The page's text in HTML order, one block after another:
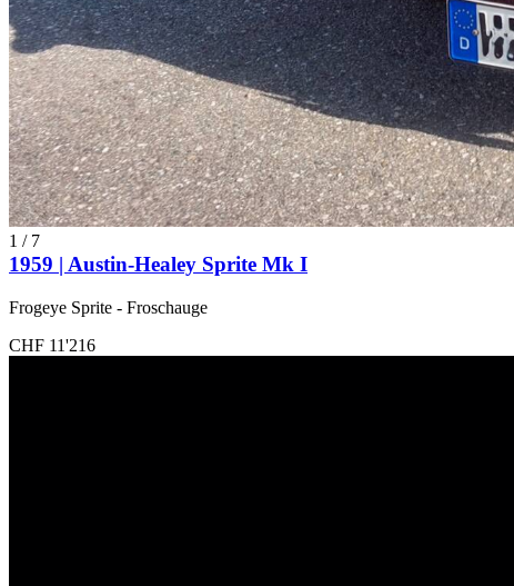
1 / 7
1959 | Austin-Healey Sprite Mk I
Frogeye Sprite - Froschauge
CHF 11'216